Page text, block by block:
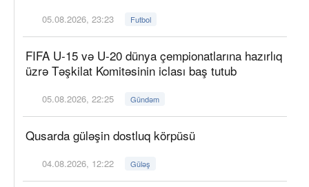
05.08.2026, 23:23 Futbol
FIFA U-15 və U-20 dünya çempionatlarına hazırlıq
üzrə Təşkilat Komitəsinin iclası baş tutub
05.08.2026, 22:25 Gündəm
Qusarda güləşin dostluq körpüsü
04.08.2026, 12:22 Güləş